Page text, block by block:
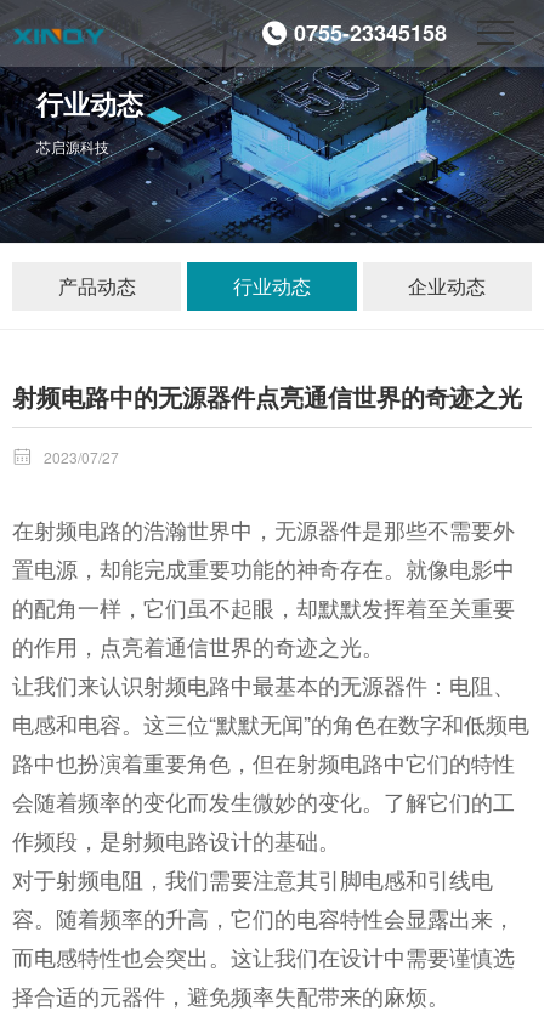
0755-23345158
行业动态
芯启源科技
产品动态 行业动态 企业动态
射频电路中的无源器件点亮通信世界的奇迹之光
 2023/07/27
在射频电路的浩瀚世界中，无源器件是那些不需要外
置电源，却能完成重要功能的神奇存在。就像电影中
的配角一样，它们虽不起眼，却默默发挥着至关重要
的作用，点亮着通信世界的奇迹之光。
让我们来认识射频电路中最基本的无源器件：电阻、
电感和电容。这三位“默默无闻”的角色在数字和低频电
路中也扮演着重要角色，但在射频电路中它们的特性
会随着频率的变化而发生微妙的变化。了解它们的工
作频段，是射频电路设计的基础。
对于射频电阻，我们需要注意其引脚电感和引线电
容。随着频率的升高，它们的电容特性会显露出来，
而电感特性也会突出。这让我们在设计中需要谨慎选
择合适的元器件，避免频率失配带来的麻烦。